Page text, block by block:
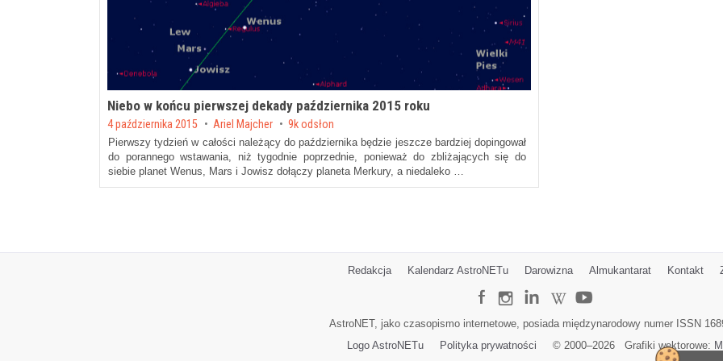
Niebo w końcu pierwszej dekady października 2015 roku
Posted on
4 października 2015 by Ariel Majcher 9k odsłon
Pierwszy tydzień w całości należący do października będzie jeszcze bardziej dopingował
do porannego wstawania, niż tygodnie poprzednie, ponieważ do zbliżających się do
siebie planet Wenus, Mars i Jowisz dołączy planeta Merkury, a niedaleko …
Redakcja Kalendarz AstroNETu Darowizna Almukantarat Kontakt
AstroNET, jako czasopismo internetowe, posiada międzynarodowy numer ISSN
Logo AstroNETu
Polityka prywatności © 2000–2026 Grafiki wektorowe: